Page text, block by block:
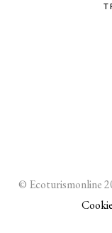
© Ecoturismonline